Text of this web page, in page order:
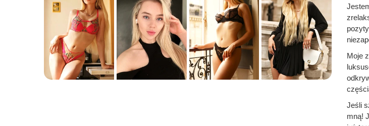
Moje
Jeśli
mną!